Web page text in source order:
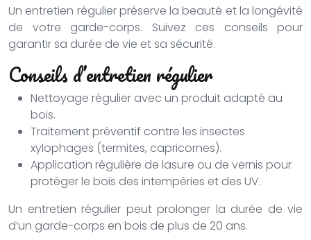
Un entretien régulier préserve la beauté et la longévité
de votre garde-corps. Suivez ces conseils pour
garantir sa durée de vie et sa sécurité.
Conseils d’entretien régulier
Nettoyage régulier avec un produit adapté au
bois.
Traitement préventif contre les insectes
xylophages (termites, capricornes).
Application régulière de lasure ou de vernis pour
protéger le bois des intempéries et des UV.
Un entretien régulier peut prolonger la durée de vie
d’un garde-corps en bois de plus de 20 ans.